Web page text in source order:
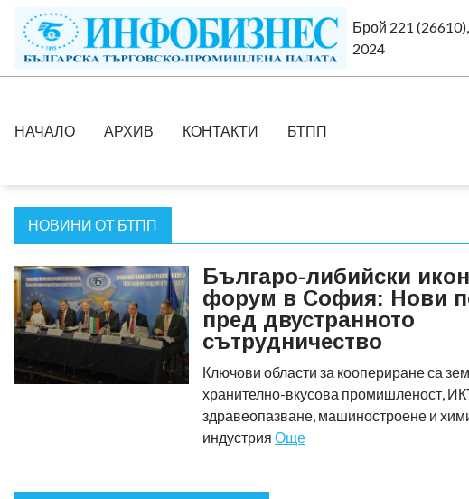
Брой 221
2024
НАЧАЛО АРХИВ КОНТАКТИ БТПП
НОВИНИ ОТ БТПП
Българо-либийски
форум в София: Нови
пред двустранното
сътрудничество
Ключови области за коопериране са
хранително-вкусова промишленост,
здравеопазване, машиностроене и
индустрия Още